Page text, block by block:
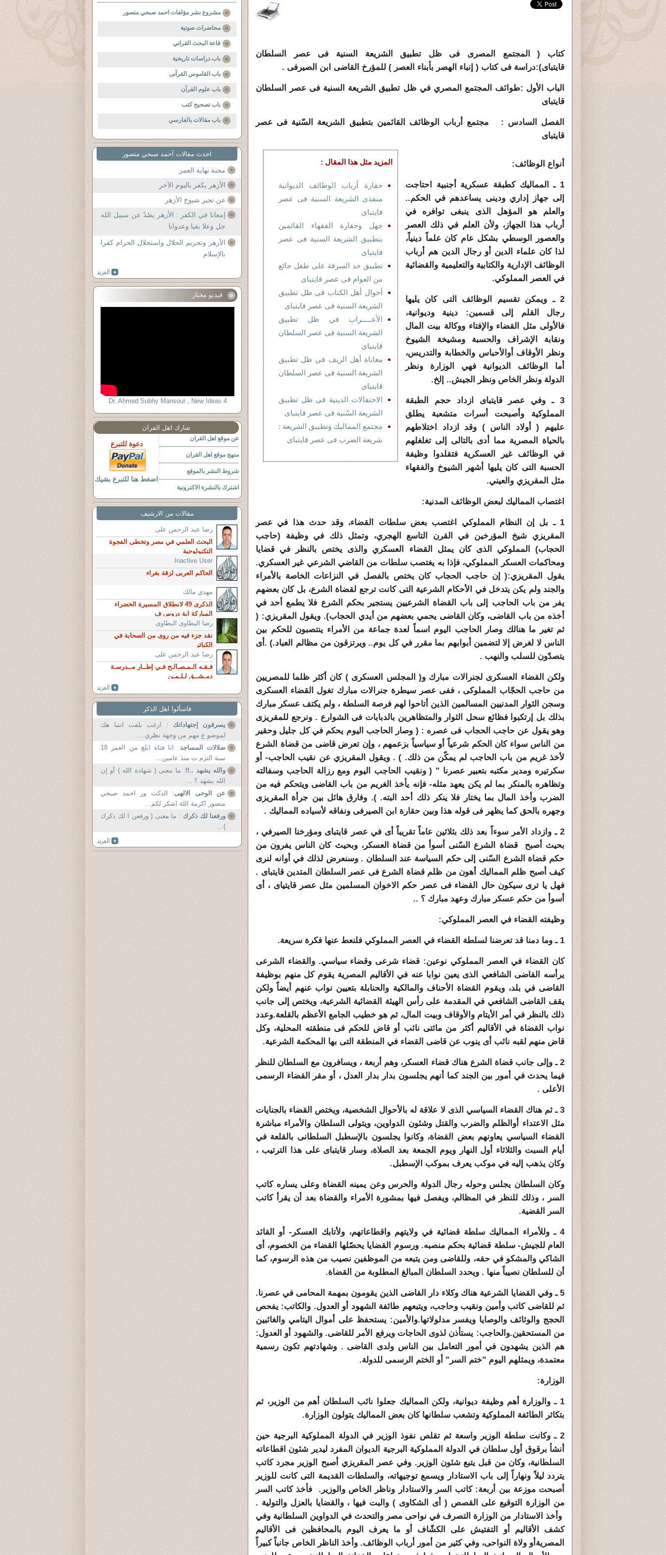
كتاب ( المجتمع المصرى فى ظل تطبيق الشريعة السنية فى عصر السلطان
قايتباى):دراسة فى كتاب ( إنباء الهصر بأبناء العصر ) للمؤرخ القاضى ابن الصيرفى .
الباب الأول :طوائف المجتمع المصري في ظل تطبيق الشريعة السنية فى عصر السلطان
قايتباى
الفصل السادس : مجتمع أرباب الوظائف القائمين بتطبيق الشريعة السّنية فى عصر
قايتباى
المزيد مثل هذا المقال :
حقارة أرباب الوظائف الديوانية
منفذى الشريعة السنية فى عصر
قايتباى
جهل وحقارة الفقهاء القائمين
بتطبيق الشريعة السنية فى عصر
قايتباى
تطبيق حد السرقة على طفل جائع
من العوام فى عصر قايتباى
أحوال أهل الكتاب فى ظل تطبيق
الشريعة السنية فى عصر قايتباى
الأعـــــراب في ظل تطبيق
الشريعة السنية فى عصر السلطان
قايتباى
معاناة أهل الريف في ظل تطبيق
الشريعة السنية فى عصر السلطان
قايتباى
الاحتفالات الدينية فى ظل تطبيق
الشريعة السّنية فى عصر قايتباى
مجتمع المماليك وتطبيق الشريعة :
شريعة الضرب فى عصر قايتباى
أنواع الوظائف:
1 ـ المماليك كطبقة عسكرية أجنبية احتاجت
إلى جهاز إداري ودينى يساعدهم في الحكم..
والعلم هو المؤهل الذى ينبغى توافره في
أرباب هذا الجهاز، ولأن العلم في ذلك العصر
والعصور الوسطي بشكل عام كان علماً دينياً،
لذا كان علماء الدين أو رجال الدين هم أرباب
الوظائف الإدارية والكتابية والتعليمية والقضائية
في العصر المملوكي.
2 ـ ويمكن تقسيم الوظائف التى كان يليها
رجال القلم إلى قسمين: دينية وديوانية،
فالأولى مثل القضاء والإفتاء ووكالة بيت المال
ونقابة الإشراف والحسبة ومشيخة الشيوخ
ونظر الأوقاف أوالأحباس والخطابة والتدريس،
أما الوظائف الديوانية فهي الوزارة ونظر
الدولة ونظر الخاص ونظر الجيش.. إلخ.
3 ـ وفي عصر قايتباى ازداد حجم الطبقة
المملوكية وأصبحت أسرات متشعبة يطلق
عليهم ( أولاد الناس ) وقد ازداد اختلاطهم
بالحياة المصرية مما أدى بالتالى إلى تغلغلهم
في الوظائف غير العسكرية فتقلدوا وظيفة
الحسبة التى كان يليها أشهر الشيوخ والفقهاء
مثل المقريزي والعيني.
اغتصاب المماليك لبعض الوظائف المدنية:
1 ـ بل إن النظام المملوكي اغتصب بعض سلطات القضاء، وقد حدث هذا في عصر
المقريزي شيخ المؤرخين في القرن التاسع الهجري، وتمثل ذلك في وظيفة (حاجب
الحجاب) المملوكي الذى كان يمثل القضاء العسكري والذى يختص بالنظر في قضايا
ومحاكمات العسكر المملوكي، فإذا به يغتصب سلطات من القاضي الشرعي غير العسكري.
يقول المقريزي:( إن حاجب الحجاب كان يختص بالفصل في النزاعات الخاصة بالأمراء
والجند ولم يكن يتدخل في الأحكام الشرعية التى كانت ترجع لقضاة الشرع، بل كان بعضهم
يفر من باب الحاجب إلى باب القضاة الشرعيين يستجير بحكم الشرع فلا يطمع أحد في
أخذه من باب القاضى، وكان القاضى يحمي بعضهم من أيدي الحجاب). ويقول المقريزي: (
ثم تغير ما هنالك وصار الحاجب اليوم اسماً لعدة جماعة من الأمراء ينتصبون للحكم بين
الناس لا لغرض إلا لتضمين أبوابهم بما مقرر في كل يوم.. ويرتزقون من مظالم العباد.) .أى
يتصدّون للسلب والنهب .
ولكن القضاء العسكرى لجنرالات مبارك و( المجلس العسكرى ) كان أكثر ظلما للمصريين
من حاجب الحجّاب المملوكى ، ففى عصر سيطرة جنرالات مبارك تغول القضاء العسكرى
وسجن الثوار المدنيين المسالمين الذين أتاحوا لهم فرصة السلطة ، ولم يكتف عسكر مبارك
بذلك بل إرتكبوا فظائع سحل الثوار والمتظاهرين بالدبابات فى الشوارع . ونرجع للمقريزى
وهو يقول عن حاجب الحجاب فى عصره : ( وصار الحاجب اليوم يحكم في كل جليل وحقير
من الناس سواء كان الحكم شرعياً أو سياسياً بزعمهم ، وإن تعرض قاضى من قضاة الشرع
لأخذ غريم من باب الحاجب لم يمكّن من ذلك. ) . ويقول المقريزي عن نقيب الحاجب- أو
سكرتيره ومدير مكتبه بتعبير عصرنا " ( ونقيب الحاجب اليوم ومع رزالة الحاجب وسفالته
وتظاهره بالمنكر بما لم يكن يعهد مثله- فإنه يأخذ الغريم من باب القاضى ويتحكم فيه من
الضرب وأخذ المال بما يختار فلا ينكر ذلك أحد البته. ). وفارق هائل بين جرأة المقريزى
وجهره بالحق كما يظهر فى قوله هذا وبين حقارة ابن الصيرفى ونفاقه لأسياده المماليك .
2 ـ وازداد الأمر سوءاً بعد ذلك بثلاثين عاماً تقريباً أى في عصر قايتباى ومؤرخنا الصيرفي ،
بحيث أصبح قضاة الشرع السّنى أسوأ من قضاة العسكر، وبحيث كان الناس يفرون من
حكم قضاة الشرع السّنى إلى حكم السياسة عند السلطان . وسنعرض لذلك في أوانه لنرى
كيف أصبح ظلم المماليك أهون من ظلم قضاة الشرع فى عصر السلطان المتدين قايتباى .
فهل يا ترى سيكون حال القضاء فى عصر حكم الاخوان المسلمين مثل عصر قايتياى ، أى
أسوأ من حكم عسكر مبارك وعهد مبارك ؟ ..
وظيفته القضاء في العصر المملوكي:
1 ـ وما دمنا قد تعرضنا لسلطة القضاء في العصر المملوكي فلنعط عنها فكرة سريعة.
كان القضاء في العصر المملوكي نوعين: قضاء شرعى وقضاء سياسي. والقضاء الشرعى
يرأسه القاضى الشافعي الذى يعين نوابا عنه في الأقاليم المصرية يقوم كل منهم بوظيفة
القاضى في بلد، ويقوم القضاة الأحناف والمالكية والحنابلة بتعيين نواب عنهم أيضاً ولكن
يقف القاضى الشافعي في المقدمة على رأس الهيئة القضائية الشرعية، ويختص إلى جانب
ذلك بالنظر في أمر الأيتام والأوقاف وبيت المال، ثم هو خطيب الجامع الأعظم بالقلعة.وعدد
نواب القضاة في الأقاليم أكثر من مائتى نائب أو قاض للحكم فى منطقته المحلية، وكل
قاض منهم لقبه نائب أى ينوب عن قاضى القضاء في المنطقة التى بها المحكمة الشرعية.
2 ـ وإلى جانب قضاة الشرع هناك قضاء العسكر، وهم أربعة ، ويسافرون مع السلطان للنظر
فيما يحدث في أمور بين الجند كما أنهم يجلسون بدار بدار العدل ، أو مقر القضاء الرسمى
الأعلى .
3 ـ ثم هناك القضاء السياسي الذى لا علاقة له بالأحوال الشخصية، ويختص القضاء بالجنايات
مثل الاعتداء أوالظلم والضرب والقتل وشئون الدواوين، ويتولى السلطان والأمراء مباشرة
القضاء السياسي يعاونهم بعض القضاة، وكانوا يجلسون بالإسطبل السلطانى بالقلعة في
أيام السبت والثلاثاء أول النهار ويوم الجمعة بعد الصلاة، وسار قايتباى على هذا الترتيب ،
وكان يذهب إليه في موكب يعرف بموكب الإسطبل.
وكان السلطان يجلس وحوله رجال الدولة والحرس وعن يمينه القضاة وعلى يساره كاتب
السر ، وذلك للنظر في المظالم، ويفصل فيها بمشورة الأمراء والقضاة بعد أن يقرأ كاتب
السر القضية.
4 ـ وللأمراء المماليك سلطة قضائية في ولايتهم واقطاعاتهم، ولأتابك العسكر- أو القائد
العام للجيش- سلطة قضائية بحكم منصبه. ورسوم القضايا يحصّلها القضاء من الخصوم، أى
الشاكي والمشكو في حقه، وللقاضى ومن يتبعه من الموظفين نصيب من هذه الرسوم، كما
أن للسلطان نصيباً منها . ويحدد السلطان المبالغ المطلوبة من القضاة.
5 ـ وفي القضايا الشرعية هناك وكلاء دار القاضى الذين يقومون بمهمة المحامى في عصرنا.
ثم للقاضى كاتب وأمين ونقيب وحاجب، ويتبعهم طائفة الشهود أو العدول. والكاتب: يفحص
الحجج والوثائف والوصايا ويفسر مدلولاتها.والأمين: يستحفظ على أموال اليتامي والغائبين
من المستحقين.والحاجب: يستأذن لذوى الحاجات ويرفع الأمر للقاضى. والشهود أو العدول:
هم الذين يشهدون في أمور التعامل بين الناس ولدى القاضى . وشهادتهم تكون رسمية
معتمدة، ويمثلهم اليوم "ختم السر" أو الختم الرسمى للدولة.
الوزارة:
1 ـ والوزارة أهم وظيفة ديوانية، ولكن المماليك جعلوا نائب السلطان أهم من الوزير، ثم
بتكاثر الطائفة المملوكية وتشعب سلطانها كان بعض المماليك يتولون الوزارة.
2 ـ وكانت سلطة الوزير واسعة ثم تقلص نفوذ الوزير في الدولة المملوكية البرجية حين
أنشأ برقوق أول سلطان في الدولة المملوكية البرجية الديوان المفرد ليدير شئون اقطاعاته
السلطانية، وكان من قبل يتبع شئون الوزير. وفي عصر المقريزي أصبح الوزير مجرد كاتب
يتردد ليلاً ونهاراً إلى باب الاستادار ويسمع توجيهاته، والسلطات القديمة التى كانت للوزير
أصبحت موزعة بين أربعة: كاتب السر والاستادار وناظر الخاص والوزير. فأخذ كاتب السر
من الوزارة التوقيع على القصص ( أى الشكاوى ) والبت فيها ، والقضايا بالعزل والتولية .
وأخذ الاستادار من الوزارة التصرف في نواحى مصر والتحدث في الدواوين السلطانية وفي
كشف الأقاليم أو التفتيش على الكشّاف أو ما يعرف اليوم بالمحافظين فى الأقاليم
المصريةأو ولاة النواحى، وفي كثير من أمور أرباب الوظائف. وأخذ الناظر الخاص جانباً كبيراً
مشروع نشر مؤلفات احمد صبحي منصور
محاضرات صوتية
قاعة البحث القراني
باب دراسات تاريخية
باب القاموس القرآنى
باب علوم القرآن
باب تصحيح كتب
باب مقالات بالفارسي
احدث مقالات آحمد صبحي منصور
محنة نهاية العمر
الأزهر يكفر باليوم الآخر
عن تجبر شيوخ الأزهر
إمعانا في الكفر : الأزهر يصُدّ عن سبيل الله
جل وعلا بغيا وعدوانا
الأزهر وتحريم الحلال واستحلال الحرام كفرا
بالإسلام
فيديو مختار
Dr. Ahmed Subhy Mansour , New Ideas 4
شارك اهل القران
عن موقع اهل القران
منهج موقع اهل القران
شروط النشر بالموقع
اشترك بالنشرة الاكترونية
دعوة للتبرع
اضغط هنا للتبرع بشيك
مقالات من الارشيف
رضا عبد الرحمن على
البحث العلمي في مصر وتخطى الفجوة
التكنولوجية
Inactive User
الحاكم العربى لزقة بغراء
مهدي مالك
الذكرى 49 لانطلاق المسيرة الخضراء
المباركة اية دروس ف
رضا البطاوى البطاوى
نقد جزء فيه من روى من الصحابة في
الكبائر
رضا عبد الرحمن على
فـقـه الـمـصـالـح فـي إطــار مــدرسـة
دمـشــق لـلـمـن
فاسألوا اهل الذكر
يسرقون إجتهاداتك : ارغب بلفت انتبا هك
لموضو ع مهم من وجهة نظري....
ضلالات المساجد
: انا فتاة ابلغ من العمر 18
سنة التزم ت منذ عامين...
والله يشهد ..!!: ما معنى ( شهادة الله ) أو إن
الله يشهد ؟ ...
عن الوحى الالهى: الدكت ور احمد صبحي
منصور اكرمة اللة اشكر لكم...
ورفعنا لك ذكرك : ما معنى ( ورفعن ا لك ذكرك
)...